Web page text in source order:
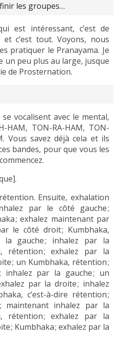
les groupes…
est intéressant, c’est de
c’est tout. Voyons, nous
pratiquer le Pranayama. Je
un peu plus au large, jusque
de Prosternation.
se vocalisent avec le mental,
HAM, TON-RA-HAM, TON-
Vous savez déjà cela et ils
bandes, pour que vous les
Ensuite, exhalation
par le côté gauche ;
; exhalez maintenant par
le côté droit ; Kumbhaka,
la gauche ; inhalez par la
rétention ; exhalez par la
; un Kumbhaka, rétention ;
inhalez par la gauche ; un
par la droite ; inhalez
c’est-à-dire rétention ;
maintenant inhalez par la
rétention ; exhalez par la
; Kumbhaka ; exhalez par la